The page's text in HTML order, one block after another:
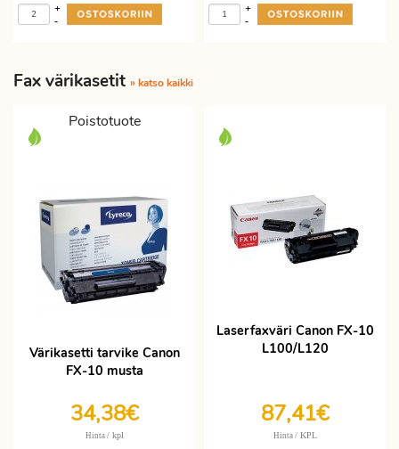
-
+
-
+
Fax värikasetit » katso kaikki
Poistotuote
Värikasetti tarvike Canon
FX-10 musta
34,38€
Hinta / kpl
Laserfaxväri Canon FX-10
L100/L120
87,41€
Hinta / KPL